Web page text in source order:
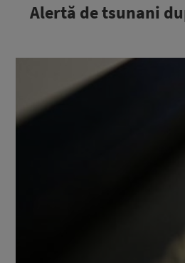
Alertă de tsunani